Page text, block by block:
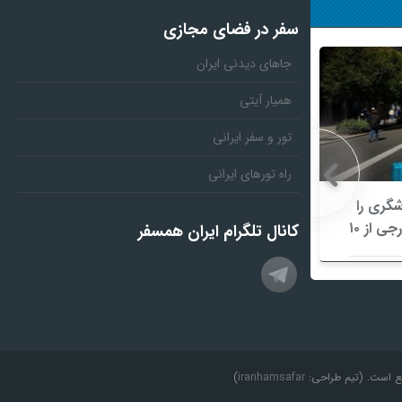
را
شکست/ هزینه‌کرد گردشگران خارجی از ۱۰
«هوشینگ‌شان یائو» چین/ میراث
سفر در فضای مجازی
جاهای دیدنی ایران
همیار آیتی
تور و سفر ایرانی
راه تورهای ایرانی
کانال تلگرام ایران همسفر
است. (تیم طراحی: iranhamsafar
)